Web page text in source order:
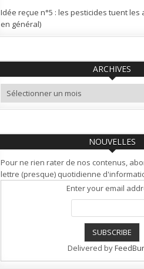
Idée reçue n°5 : les pesticides tuent
en général)
ARCHIVES
Archives
NOUVELLES
Pour ne rien rater de nos contenus,
lettre (presque) quotidienne
Enter your email
Delivered by